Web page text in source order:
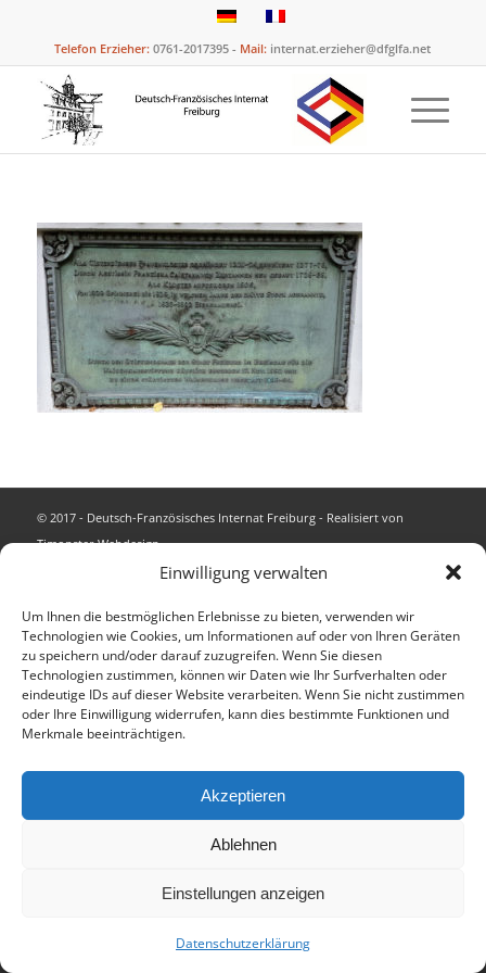
Einwilligung verwalten
Um Ihnen die bestmöglichen Erlebnisse zu bieten, verwenden wir
Technologien wie Cookies, um Informationen auf oder von Ihren Geräten
zu speichern und/oder darauf zuzugreifen. Wenn Sie diesen
Technologien zustimmen, können wir Daten wie Ihr Surfverhalten oder
eindeutige IDs auf dieser Website verarbeiten. Wenn Sie nicht zustimmen
oder Ihre Einwilligung widerrufen, kann dies bestimmte Funktionen und
Merkmale beeinträchtigen.
Akzeptieren
Ablehnen
Einstellungen anzeigen
Datenschutzerklärung
Telefon Erzieher: 0761-2017395 - Mail: internat.erzieher@dfglfa.net
© 2017 - Deutsch-Französisches Internat Freiburg - Realisiert von
Timonster Webdesign
Datenschutzerklärung